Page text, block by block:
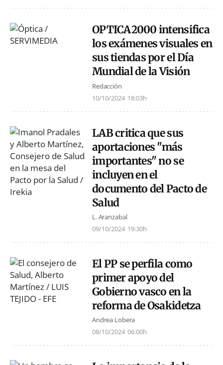
OPTICA2000 intensifica
los exámenes visuales en
sus tiendas por el Día
Mundial de la Visión
Redacción
10/10/2024 18:03h
LAB critica que sus
aportaciones "más
importantes" no se
incluyen en el
documento del Pacto de
Salud
L. Aranzabal
09/10/2024 19:30h
El PP se perfila como
primer apoyo del
Gobierno vasco en la
reforma de Osakidetza
Andrea Lobera
08/10/2024 06:00h